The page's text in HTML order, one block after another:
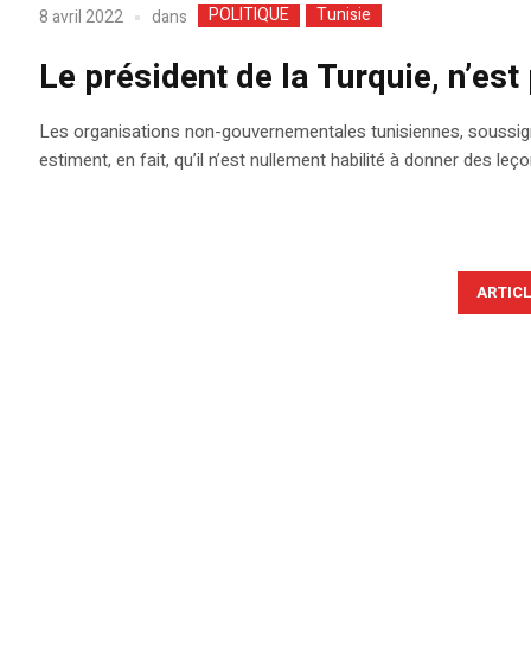
8 avril 2022 dans POLITIQUE Tunisie
Le président de la Turquie,
Les organisations non-gouvernementales tunisiennes,
estiment, en fait, qu’il n’est nullement habilité à donner des